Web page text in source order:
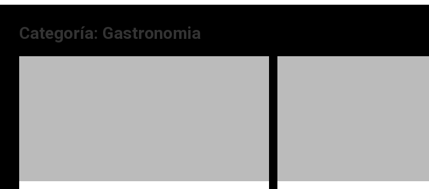
Categoría: Gastronomia